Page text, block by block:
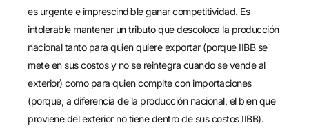
es urgente e imprescindible ganar competitividad. Es
intolerable mantener un tributo que descoloca la producción
nacional tanto para quien quiere exportar (porque IIBB se
mete en sus costos y no se reintegra cuando se vende al
exterior) como para quien compite con importaciones
(porque, a diferencia de la producción nacional, el bien que
proviene del exterior no tiene dentro de sus costos IIBB).